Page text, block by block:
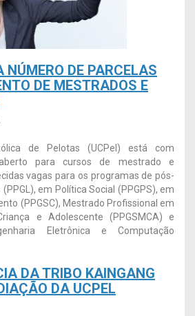
NÚMERO DE PARCELAS
DE MESTRADOS E
de Pelotas (UCPel) está com
para cursos de mestrado e
vagas para os programas de pós-
em Política Social (PPGPS), em
(PPGSC), Mestrado Profissional em
e Adolescente (PPGSMCA) e
Eletrônica e Computação
DA TRIBO KAINGANG
DA UCPEL